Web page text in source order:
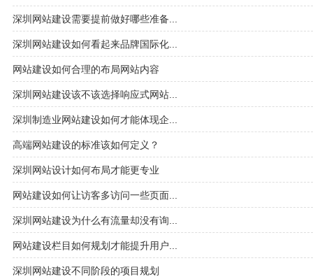
深圳网站建设需要提前做好哪些准备...
深圳网站建设如何看起来品牌国际化...
网站建设如何合理的布局网站内容
深圳网站建设该不该选择响应式网站...
深圳制造业网站建设如何才能体现企...
高端网站建设的标准该如何定义？
深圳网站设计如何布局才能更专业
网站建设如何让访客多访问一些页面...
深圳网站建设为什么有流量却没有询...
网站建设栏目如何规划才能提升用户...
深圳网站建设不同阶段的项目规划